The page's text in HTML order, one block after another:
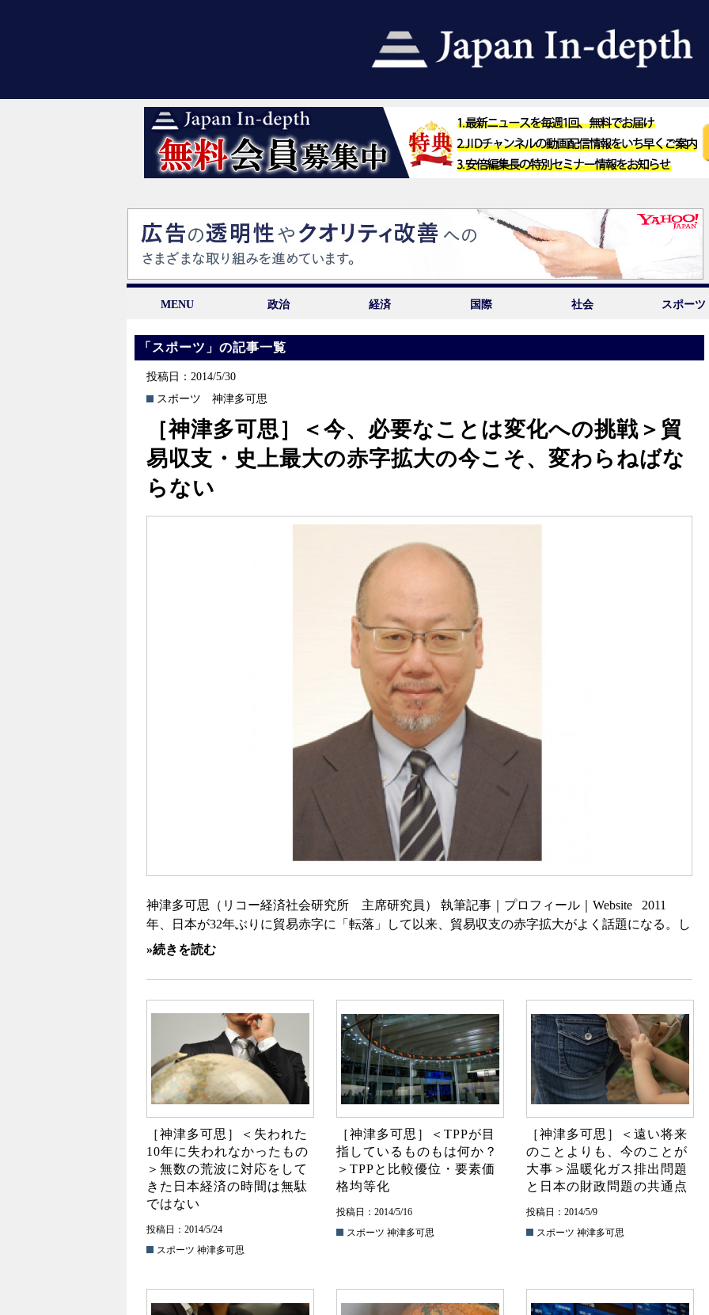
MENU 政治 経済 国際 社会 スポーツ
「 スポーツ 」の記事一覧
投稿日：2014/5/30
スポーツ
神津多可思
［神津多可思］＜今、必要なことは変化への挑戦＞貿
易収支・史上最大の赤字拡大の今こそ、変わらねばな
らない
神津多可思（リコー経済社会研究所 主席研究員） 執筆記事｜プロフィール｜Website 2011
年、日本が32年ぶりに貿易赤字に「転落」して以来、貿易収支の赤字拡大がよく話題になる。し
»続きを読む
［神津多可思］＜失われた
10年に失われなかったもの
＞無数の荒波に対応をして
きた日本経済の時間は無駄
ではない
投稿日：2014/5/24
スポーツ 神津多可思
［神津多可思］＜TPPが目
指しているものもは何か？
＞TPPと比較優位・要素価
格均等化
投稿日：2014/5/16
スポーツ 神津多可思
［神津多可思］＜遠い将来
のことよりも、今のことが
大事＞温暖化ガス排出問題
と日本の財政問題の共通点
投稿日：2014/5/9
スポーツ 神津多可思